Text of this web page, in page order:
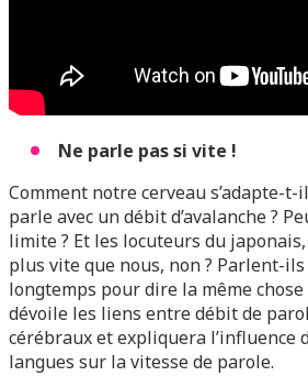
Ne parle pas si vite !
Comment notre cerveau s’adapte-t-
parle avec un débit d’avalanche ?
limite ? Et les locuteurs du
plus vite que nous, non ? Parlent-
longtemps pour dire la même chose
dévoile les liens entre débit de
cérébraux et expliquera l’influence
langues sur la vitesse de parole.